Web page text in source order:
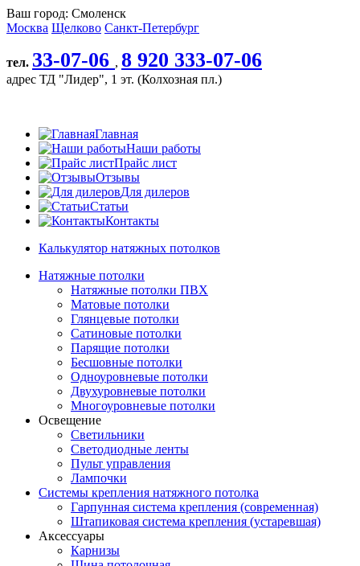
Ваш город: Смоленск
Москва Щелково Санкт-Петербург
тел. 33-07-06 , 8 920 333-07-06
адрес ТД "Лидер", 1 эт. (Колхозная пл.)
Главная
Наши работы
Прайс лист
Отзывы
Для дилеров
Cтатьи
Контакты
Калькулятор натяжных потолков
Натяжные потолки
Натяжные потолки ПВХ
Матовые потолки
Глянцевые потолки
Сатиновые потолки
Парящие потолки
Бесшовные потолки
Одноуровневые потолки
Двухуровневые потолки
Многоуровневые потолки
Освещение
Светильники
Светодиодные ленты
Пульт управления
Лампочки
Системы крепления натяжного потолка
Гарпунная система крепления (современная)
Штапиковая система крепления (устаревшая)
Аксессуары
Карнизы